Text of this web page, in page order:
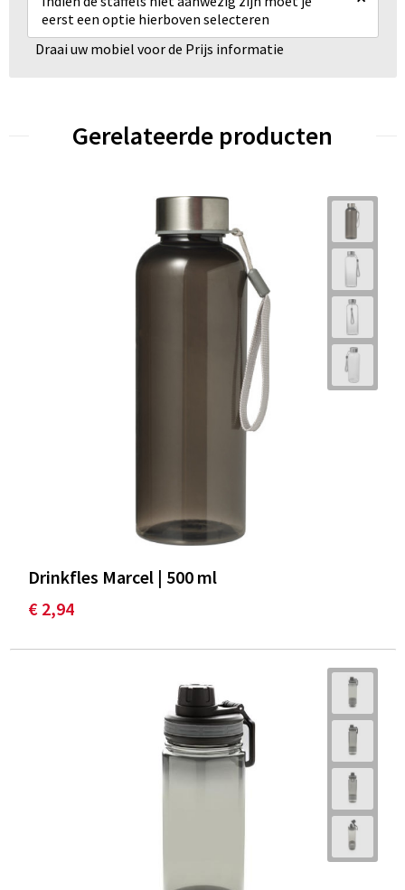
eerst een optie hierboven selecteren
Draai uw mobiel voor de Prijs informatie
Gerelateerde producten
Drinkfles Marcel | 500 ml
€ 2,94